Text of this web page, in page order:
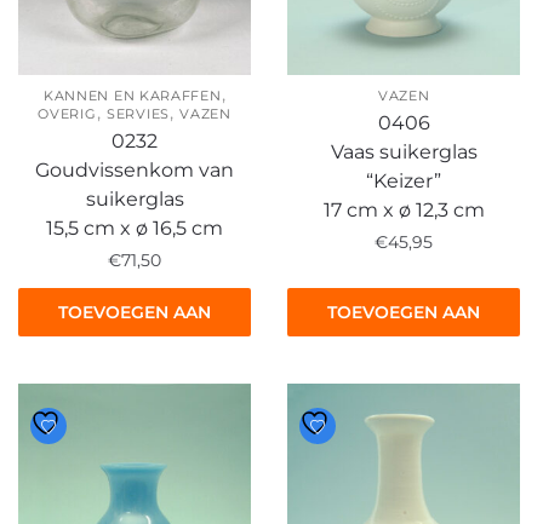
KANNEN EN KARAFFEN ,
OVERIG , SERVIES,VAZEN
0232
Goudvissenkom van
suikerglas
15,5 cm x ø 16,5 cm
€71,50
TOEVOEGEN AAN
VAZEN
0406
Vaas suikerglas
“Keizer”
17 cm x ø 12,3 cm
€45,95
TOEVOEGEN AAN